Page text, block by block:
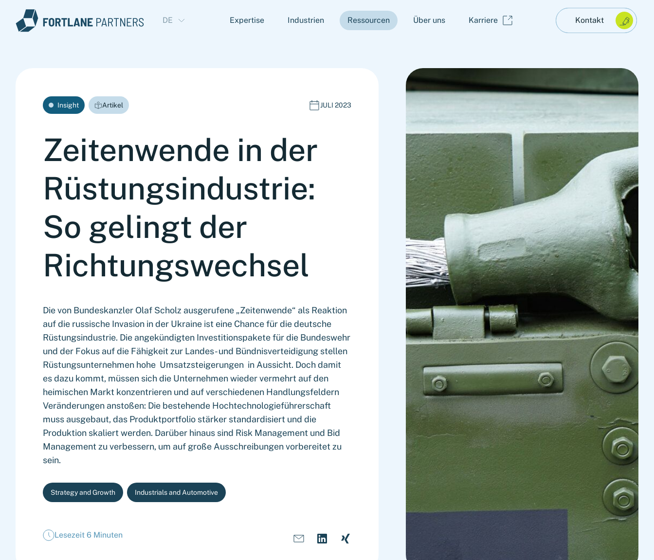
DE Expertise Industrien Ressourcen Über uns Karriere Kontakt
Insight Artikel JULI 2023
Zeitenwende in der
Rüstungsindustrie:
So gelingt der
Richtungswechsel
Die von Bundeskanzler Olaf Scholz ausgerufene „Zeitenwende“ als Reaktion
auf die russische Invasion in der Ukraine ist eine Chance für die deutsche
Rüstungsindustrie. Die angekündigten Investitionspakete für die Bundeswehr
und der Fokus auf die Fähigkeit zur Landes- und Bündnisverteidigung stellen
Rüstungsunternehmen hohe Umsatzsteigerungen in Aussicht. Doch damit
es dazu kommt, müssen sich die Unternehmen wieder vermehrt auf den
heimischen Markt konzentrieren und auf verschiedenen Handlungsfeldern
Veränderungen anstoßen: Die bestehende Hochtechnologieführerschaft
muss ausgebaut, das Produktportfolio stärker standardisiert und die
Produktion skaliert werden. Darüber hinaus sind Risk Management und Bid
Management zu verbessern, um auf große Ausschreibungen vorbereitet zu
sein.
Strategy and Growth Industrials and Automotive
Lesezeit 6 Minuten